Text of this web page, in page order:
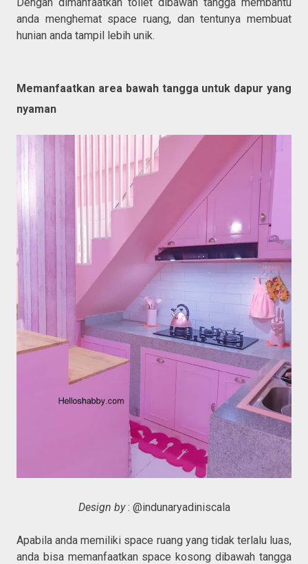
anda menghemat space ruang, dan tentunya membuat
hunian anda tampil lebih unik.
Memanfaatkan area bawah tangga untuk dapur yang
nyaman
Design by: @indunaryadiniscala
Apabila anda memiliki space ruang yang tidak terlalu luas,
anda bisa memanfaatkan space kosong dibawah tangga